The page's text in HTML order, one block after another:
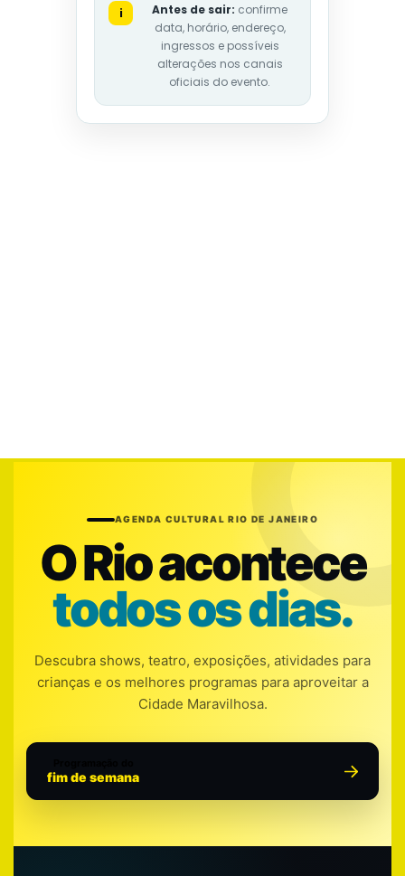
i Antes de sair: confirme
data, horário, endereço,
ingressos e possíveis
alterações nos canais
oficiais do evento.
AGENDA CULTURAL RIO DE JANEIRO
O Rio acontece
todos os dias.
Descubra shows, teatro, exposições, atividades para
crianças e os melhores programas para aproveitar a
Cidade Maravilhosa.
fim de semana